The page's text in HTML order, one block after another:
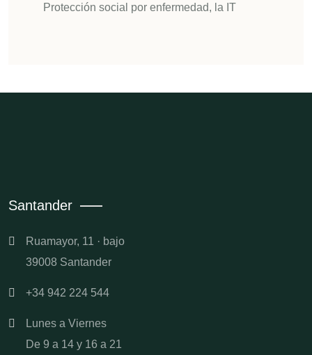
Protección social por enfermedad, la IT
Santander
Ruamayor, 11 · bajo
39008 Santander
+34 942 224 544
Lunes a Viernes
De 9 a 14 y 16 a 21